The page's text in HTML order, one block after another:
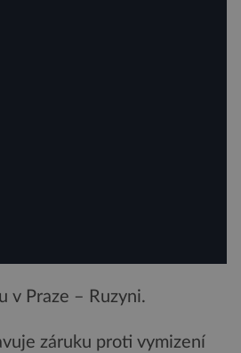
v Praze – Ruzyni.
záruku proti vymizení